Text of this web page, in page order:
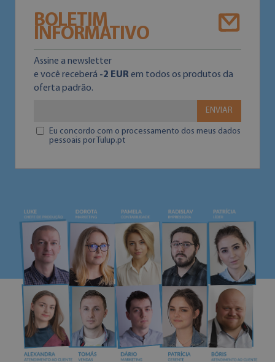
BOLETIM
INFORMATIVO
Assine a newsletter
e você receberá -2 EUR em todos os produtos da
oferta padrão.
ENVIAR
Eu concordo com o processamento dos meus dados
pessoais por Tulup.pt